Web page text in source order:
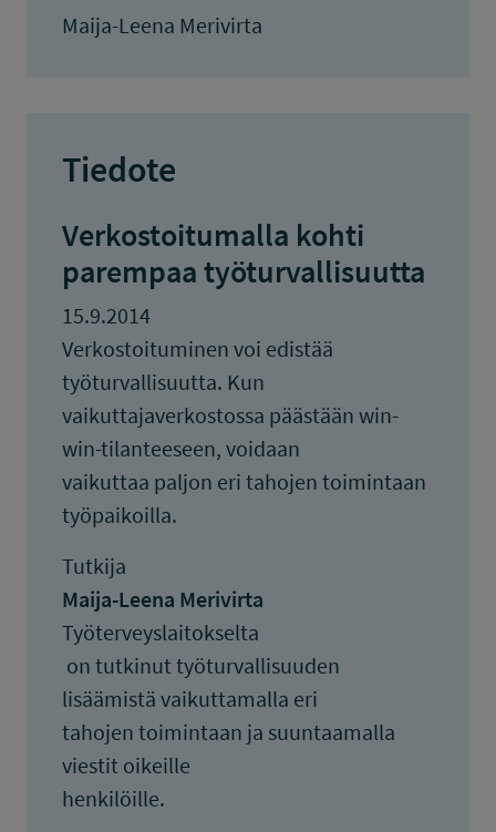
Maija-Leena Merivirta
Tiedote
Verkostoitumalla kohti
parempaa työturvallisuutta
15.9.2014
Verkostoituminen voi edistää
työturvallisuutta. Kun
vaikuttajaverkostossa päästään win-
win-tilanteeseen, voidaan
vaikuttaa paljon eri tahojen toimintaan
työpaikoilla.
Tutkija
Maija-Leena Merivirta
Työterveyslaitokselta
on tutkinut työturvallisuuden
lisäämistä vaikuttamalla eri
tahojen toimintaan ja suuntaamalla
viestit oikeille
henkilöille.